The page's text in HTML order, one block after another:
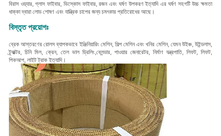
বিরাস ওয়্যার, গ্লাস ফাইবার, ভিস্কোস ফাইবার, রজন এবং ঘর্ষণ উপকরণ ইত্যাদি এর ঘর্ষণ সহগটি উচ্চ ক্ষমতা
ধাক্কা দ্বারা লোড শোষণ এবং যান্ত্রিক চাপের জন্য চমৎকার প্রতিরোধের আছে।
বিস্তৃত প্রয়োগঃ
ব্রেক আস্তরণের রোলস ব্যাপকভাবে ইঞ্জিনিয়ারিং মেশিন, শিল্প মেশিন এবং খনির মেশিন, যেমন উইঞ্চ, উইন্ডলাস,
ট্র্যাক্টর, চিনি মিল, ক্রেন, তেল ভাল ড্রিলিং,ব্লেন্ডার, পাওয়ার জেনারেটর, নির্মাণ যন্ত্রপাতি, লিফট, লিফট,
পিকআপ, লাইট ট্রাক ইত্যাদি।